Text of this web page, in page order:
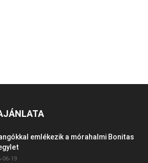
emlékezik a mórahalmi Bonitas
06-19